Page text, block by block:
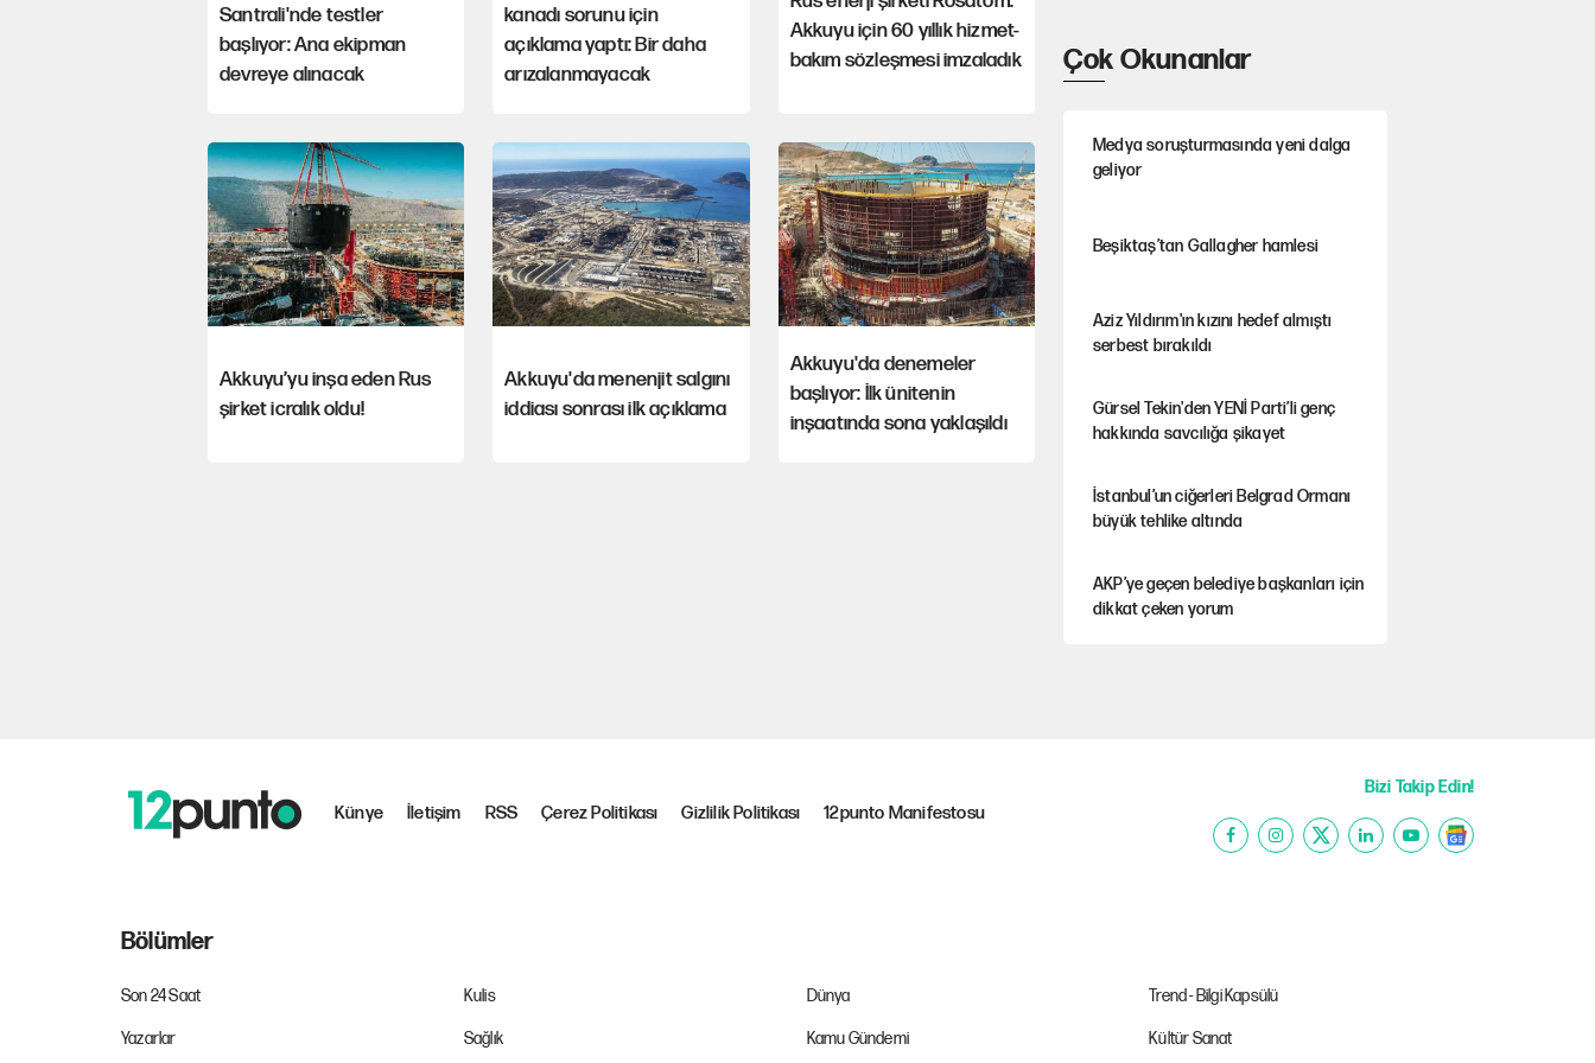
Santrali'nde testler
başlıyor: Ana ekipman
devreye alınacak
kanadı sorunu için
açıklama yaptı: Bir daha
arızalanmayacak
Akkuyu için 60 yıllık hizmet-
bakım sözleşmesi imzaladık
Akkuyu’yu inşa eden Rus
şirket icralık oldu!
Akkuyu'da menenjit salgını
iddiası sonrası ilk açıklama
Akkuyu'da denemeler
başlıyor: İlk ünitenin
inşaatında sona yaklaşıldı
Çok Okunanlar
Medya soruşturmasında yeni dalga
geliyor
Beşiktaş’tan Gallagher hamlesi
Aziz Yıldırım'ın kızını hedef almıştı
serbest bırakıldı
Gürsel Tekin'den YENİ Parti’li genç
hakkında savcılığa şikayet
İstanbul’un ciğerleri Belgrad Ormanı
büyük tehlike altında
AKP’ye geçen belediye başkanları için
dikkat çeken yorum
Cem Gürdeniz'den 'Mekke Ortak
Künye İletişim RSS Çerez Politikası Gizlilik Politikası 12punto Manifestosu
Bizi Takip Edin!
Bölümler
Son 24 Saat Kulis Dünya Trend - Bilgi Kapsülü
Yazarlar Sağlık Kamu Gündemi Kültür Sanat